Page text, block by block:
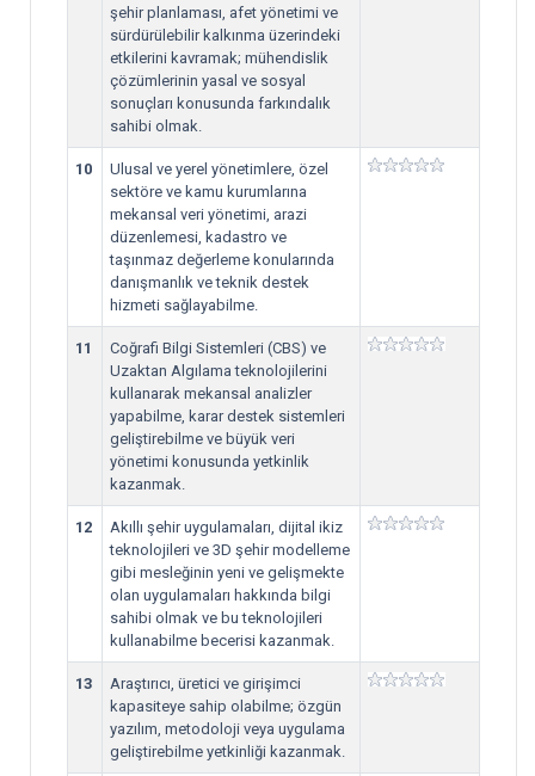
şehir planlaması, afet yönetimi ve
sürdürülebilir kalkınma üzerindeki
etkilerini kavramak; mühendislik
çözümlerinin yasal ve sosyal
sonuçları konusunda farkındalık
sahibi olmak.
10
Ulusal ve yerel yönetimlere, özel
sektöre ve kamu kurumlarına
mekansal veri yönetimi, arazi
düzenlemesi, kadastro ve
taşınmaz değerleme konularında
danışmanlık ve teknik destek
hizmeti sağlayabilme.
11
Coğrafi Bilgi Sistemleri (CBS) ve
Uzaktan Algılama teknolojilerini
kullanarak mekansal analizler
yapabilme, karar destek sistemleri
geliştirebilme ve büyük veri
yönetimi konusunda yetkinlik
kazanmak.
12
Akıllı şehir uygulamaları, dijital ikiz
teknolojileri ve 3D şehir modelleme
gibi mesleğinin yeni ve gelişmekte
olan uygulamaları hakkında bilgi
sahibi olmak ve bu teknolojileri
kullanabilme becerisi kazanmak.
13
Araştırıcı, üretici ve girişimci
kapasiteye sahip olabilme; özgün
yazılım, metodoloji veya uygulama
geliştirebilme yetkinliği kazanmak.